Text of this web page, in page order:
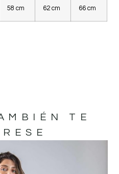
58 cm 62 cm 66 cm
TE